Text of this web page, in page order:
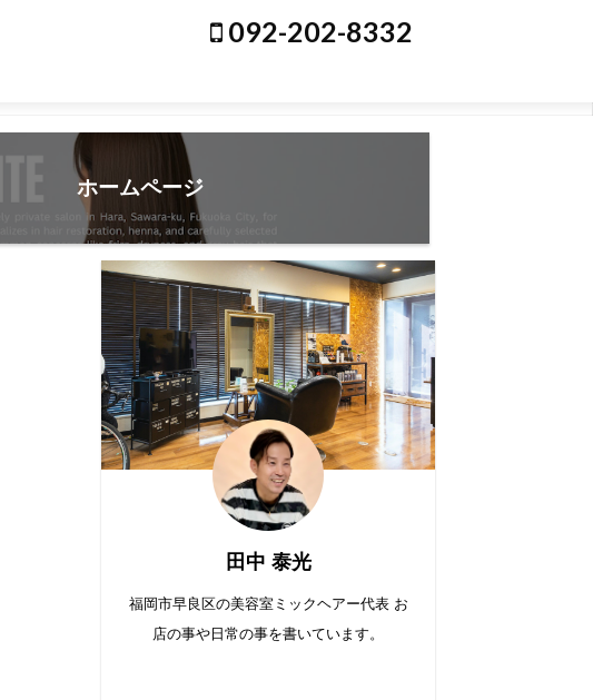
092-202-8332
ホームページ
田中 泰光
福岡市早良区の美容室ミックヘアー代表 お
店の事や日常の事を書いています。